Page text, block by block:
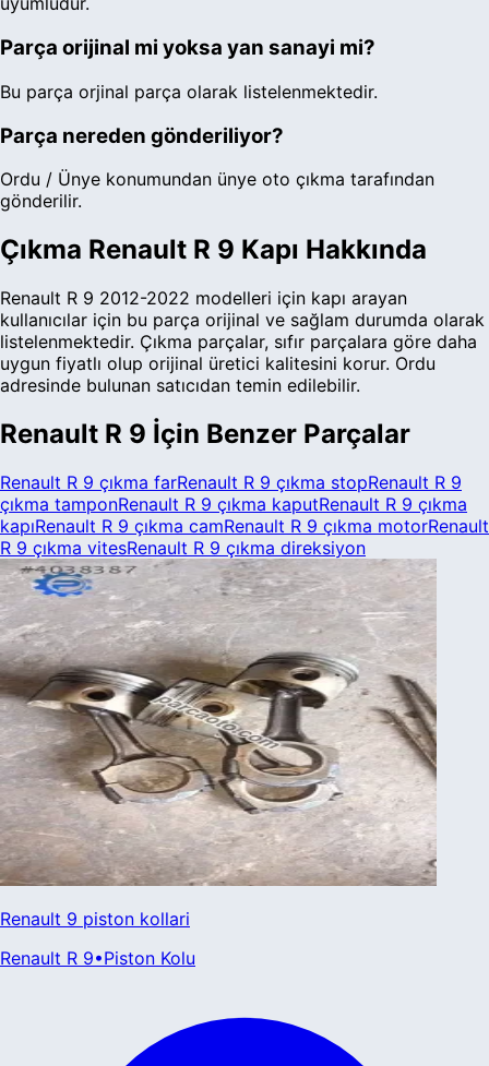
Parça orijinal mi yoksa yan sanayi mi?
Bu parça orjinal parça olarak listelenmektedir.
Parça nereden gönderiliyor?
Ordu / Ünye konumundan ünye oto çıkma tarafından
gönderilir.
Çıkma Renault R 9 Kapı Hakkında
Renault R 9 2012-2022 modelleri için kapı arayan
kullanıcılar için bu parça orijinal ve sağlam durumda olarak
listelenmektedir. Çıkma parçalar, sıfır parçalara göre daha
uygun fiyatlı olup orijinal üretici kalitesini korur. Ordu
adresinde bulunan satıcıdan temin edilebilir.
Renault R 9 İçin Benzer Parçalar
Renault R 9 çıkma farRenault R 9 çıkma stopRenault R 9
çıkma tamponRenault R 9 çıkma kaputRenault R 9 çıkma
kapıRenault R 9 çıkma camRenault R 9 çıkma motorRenault
R 9 çıkma vitesRenault R 9 çıkma direksiyon
Renault 9 piston kollari
Renault R 9•Piston Kolu